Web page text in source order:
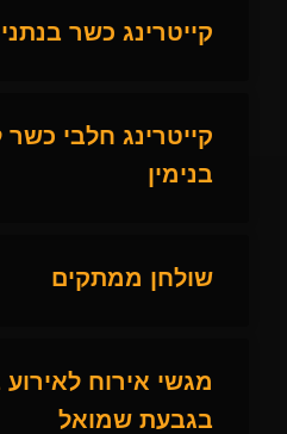
קייטרינג כשר
קייטרינג חלבי כשר
בנימין
שולחן ממתקים
מגשי אירוח
בגבעת שמואל